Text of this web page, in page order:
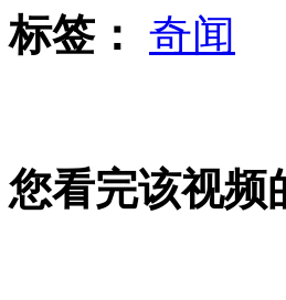
中国海军舰艇编队首次访问摩
标签： 奇闻
您看完该视频